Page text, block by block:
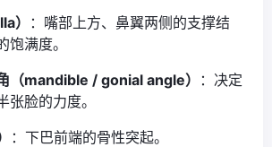
）
：嘴部上方、鼻翼两侧的支撑结
饱满度。
（mandible / gonial angle）
：决定
张脸的力度。
：下巴前端的骨性突起。